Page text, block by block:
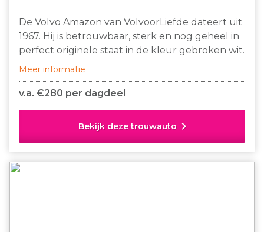
De Volvo Amazon van VolvoorLiefde dateert uit
1967. Hij is betrouwbaar, sterk en nog geheel in
perfect originele staat in de kleur gebroken wit.
Het is een klassieke oldtimer met een
romantische maar stoere uitstraling van binnen
en van buiten. Al met al zeer geschikt voor het
en het bespreken van jullie wensen is voor ons
een belangrijk deel van het verhuur. Wij
mogelijkheid zelf te rijden of door een van ons
Meer informatie
v.a. €280 per dagdeel
Bekijk deze trouwautochevron_right